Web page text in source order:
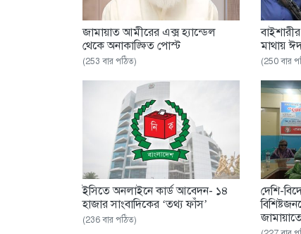
জামায়াত আমীরের এক্স হ্যান্ডেল
থেকে অনাকাঙ্ক্ষিত পোস্ট
(253 বার পঠিত)
মাথায়
(250 বার
ইসিতে অনলাইনে কার্ড আবেদন- ১৪
হাজার সাংবাদিকের ‘তথ্য ফাঁস’
(236 বার পঠিত)
দেশি-